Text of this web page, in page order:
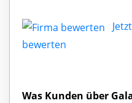
bewerten
Was Kunden über